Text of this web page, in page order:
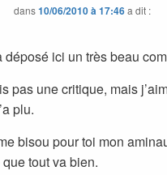
dans10/06/2010 à 17:46a dit :
déposé ici un très beau
pas une critique, mais
plu.
bisou pour toi mon
que tout va bien.